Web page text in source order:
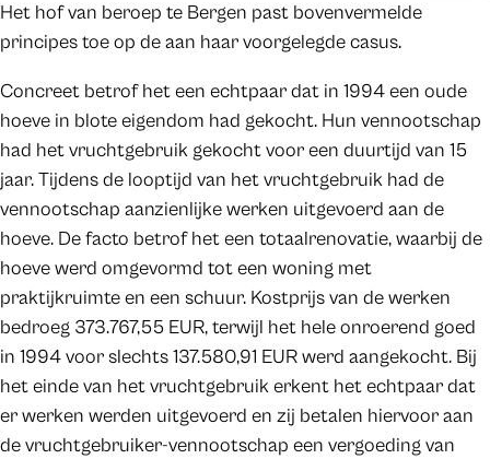
Het hof van beroep te Bergen past bovenvermelde
principes toe op de aan haar voorgelegde casus.
Concreet betrof het een echtpaar dat in 1994 een oude
hoeve in blote eigendom had gekocht. Hun vennootschap
had het vruchtgebruik gekocht voor een duurtijd van 15
jaar. Tijdens de looptijd van het vruchtgebruik had de
vennootschap aanzienlijke werken uitgevoerd aan de
hoeve. De facto betrof het een totaalrenovatie, waarbij de
hoeve werd omgevormd tot een woning met
praktijkruimte en een schuur. Kostprijs van de werken
bedroeg 373.767,55 EUR, terwijl het hele onroerend goed
in 1994 voor slechts 137.580,91 EUR werd aangekocht. Bij
het einde van het vruchtgebruik erkent het echtpaar dat
er werken werden uitgevoerd en zij betalen hiervoor aan
de vruchtgebruiker-vennootschap een vergoeding van